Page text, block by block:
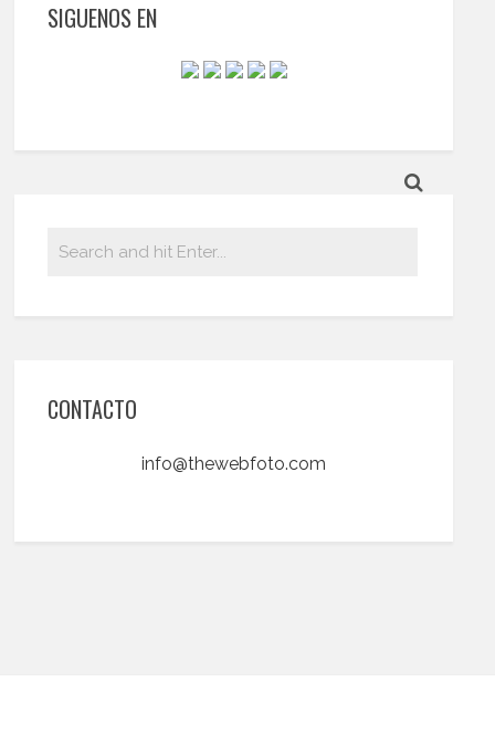
SIGUENOS EN
CONTACTO
info@thewebfoto.com